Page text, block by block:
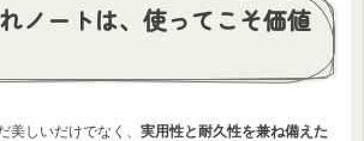
ノートは、使ってこそ価値
美しいだけでなく、 実用性と耐久性を兼ね備えた